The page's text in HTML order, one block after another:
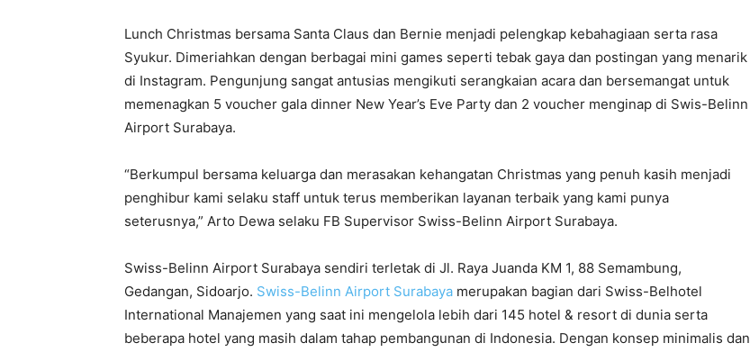
Lunch Christmas bersama Santa Claus dan Bernie menjadi pelengkap kebahagiaan serta rasa
Syukur. Dimeriahkan dengan berbagai mini games seperti tebak gaya dan postingan yang menarik
di Instagram. Pengunjung sangat antusias mengikuti serangkaian acara dan bersemangat untuk
memenagkan 5 voucher gala dinner New Year’s Eve Party dan 2 voucher menginap di Swis-Belinn
Airport Surabaya.
“Berkumpul bersama keluarga dan merasakan kehangatan Christmas yang penuh kasih menjadi
penghibur kami selaku staff untuk terus memberikan layanan terbaik yang kami punya
seterusnya,” Arto Dewa selaku FB Supervisor Swiss-Belinn Airport Surabaya.
Swiss-Belinn Airport Surabaya sendiri terletak di Jl. Raya Juanda KM 1, 88 Semambung,
Gedangan, Sidoarjo. Swiss-Belinn Airport Surabaya merupakan bagian dari Swiss-Belhotel
International Manajemen yang saat ini mengelola lebih dari 145 hotel & resort di dunia serta
beberapa hotel yang masih dalam tahap pembangunan di Indonesia. Dengan konsep minimalis dan